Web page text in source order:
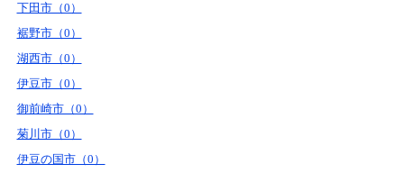
下田市（0）
裾野市（0）
湖西市（0）
伊豆市（0）
御前崎市（0）
菊川市（0）
伊豆の国市（0）